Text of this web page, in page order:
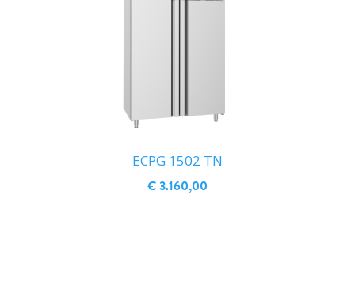
ECPG 1502 TN
€ 3.160,00